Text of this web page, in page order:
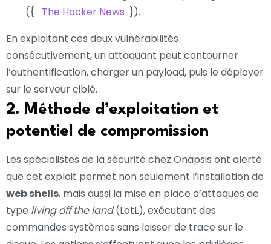
({
The Hacker News }).
En exploitant ces deux vulnérabilités
consécutivement, un attaquant peut contourner
l’authentification, charger un payload, puis le déployer
sur le serveur ciblé.
2. Méthode d’exploitation et
potentiel de compromission
Les spécialistes de la sécurité chez Onapsis ont alerté
que cet exploit permet non seulement l’installation de
web shells, mais aussi la mise en place d’attaques de
type living off the land(LotL), exécutant des
commandes systèmes sans laisser de trace sur le